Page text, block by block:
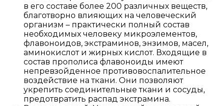
в его составе более 200 различных веществ,
благотворно влияющих на человеческий
организм – практически полный состав
необходимых человеку микроэлементов,
флавоноидов, экстраминов, энзимов, масел,
аминокислот и жирных кислот. Входящие в
состав прополиса флавоноиды имеют
непревзойденное противовоспалительное
воздействие на ткани. Они позволяют
укрепить соединительные ткани и сосуды,
предотвратить распад экстрамина.